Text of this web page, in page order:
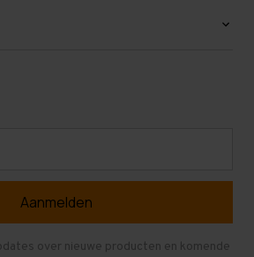
over nieuwe producten en komende